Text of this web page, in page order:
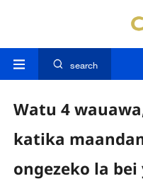
search
Watu 4
katika
ongezeko la